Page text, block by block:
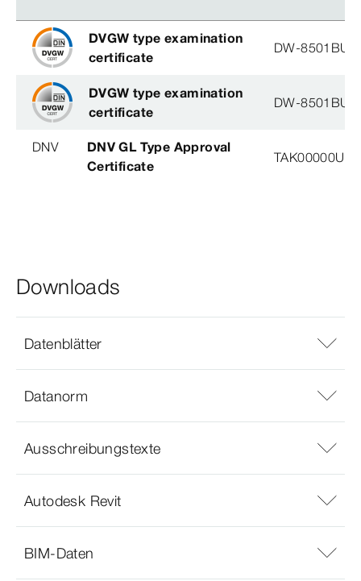
DVGW type examination
certificate
DW-
DVGW type examination
certificate
DW-
DNV
DNV GL Type Approval
Certificate
TAK00000U2,
Downloads
Datenblätter
Datanorm
Ausschreibungstexte
Autodesk Revit
BIM-Daten